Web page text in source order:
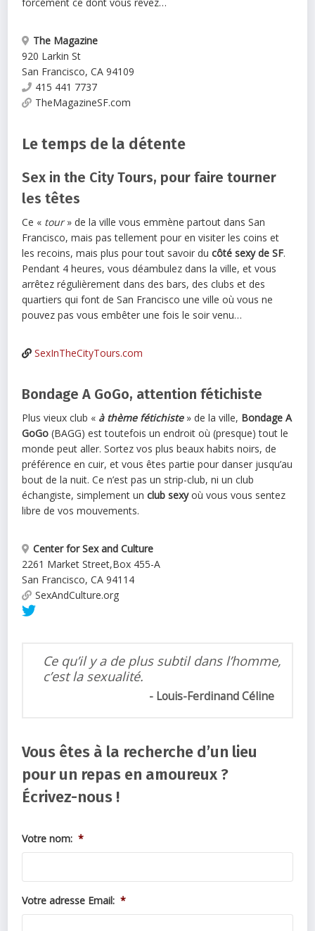
The Magazine
920 Larkin St
San Francisco, CA 94109
415 441 7737
TheMagazineSF.com
Le temps de la détente
Sex in the City Tours, pour faire tourner
les têtes
Ce « tour» de la ville vous emmène partout dans San
Francisco, mais pas tellement pour en visiter les coins et
les recoins, mais plus pour tout savoir ducôté sexy de SF.
Pendant 4 heures, vous déambulez dans la ville, et vous
arrêtez régulièrement dans des bars, des clubs et des
quartiers qui font de San Francisco une ville où vous ne
pouvez pas vous embêter une fois le soir venu…
SexInTheCityTours.com
Bondage A GoGo, attention fétichiste
Plus vieux club « à thème fétichiste » de la ville, Bondage A
GoGo (BAGG) est toutefois un endroit où (presque) tout le
monde peut aller. Sortez vos plus beaux habits noirs, de
préférence en cuir, et vous êtes partie pour danser jusqu’au
bout de la nuit. Ce n’est pas un strip-club, ni un club
échangiste, simplement unclub sexyoù vous vous sentez
libre de vos mouvements.
Center for Sex and Culture
2261 Market Street,Box 455-A
San Francisco, CA 94114
SexAndCulture.org
Ce qu’il y a de plus subtil dans l’homme,
c’est la sexualité.
Louis-Ferdinand Céline
Vous êtes à la recherche d’un lieu
pour un repas en amoureux ?
Écrivez-nous !
Votre nom: *
Votre adresse Email: *